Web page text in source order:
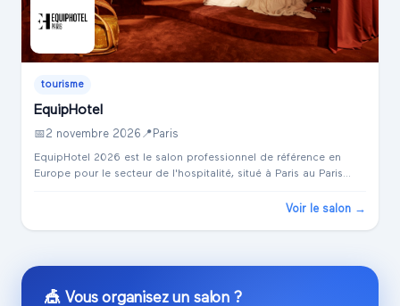
tourisme
EquipHotel
📅2 novembre 2026 📍 Paris
EquipHotel 2026 est le salon professionnel de référence en
Europe pour le secteur de l'hospitalité, situé à Paris au Paris
Voir le salon →
🎪 Vous organisez un salon ?